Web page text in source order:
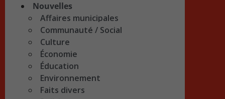
Nouvelles
Affaires municipales
Communauté / Social
Culture
Économie
Éducation
Environnement
Faits divers